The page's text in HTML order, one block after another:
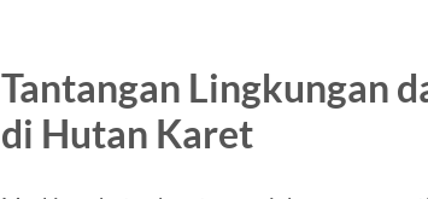
Tantangan Lingkungan
di Hutan Karet